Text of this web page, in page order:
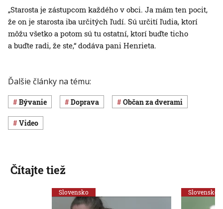
„Starosta je zástupcom každého v obci. Ja mám ten pocit,
že on je starosta iba určitých ľudí. Sú určití ľudia, ktorí
môžu všetko a potom sú tu ostatní, ktorí buďte ticho
a buďte radi, že ste,“ dodáva pani Henrieta.
Ďalšie články na tému:
Bývanie Doprava Občan za dverami
Video
Čítajte tiež
Slovensko Slovensko